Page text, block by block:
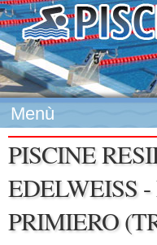
Menù
PISCINE
EDELWEISS
PRIMIERO